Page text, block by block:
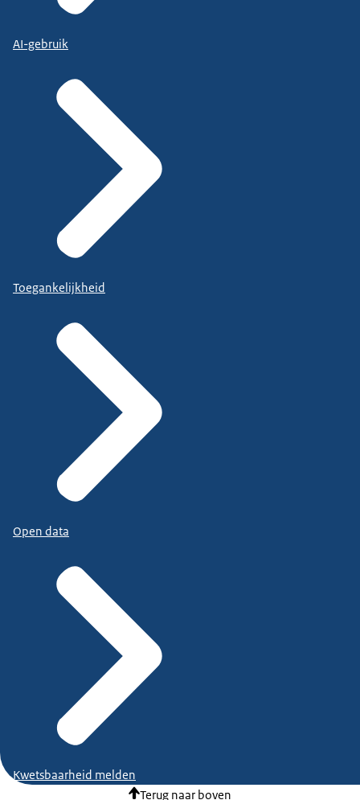
AI-gebruik
Toegankelijkheid
Open data
Kwetsbaarheid melden
Terug naar boven